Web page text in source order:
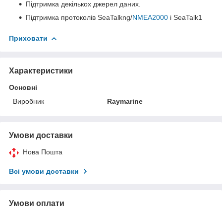
Підтримка декількох джерел даних.
Підтримка протоколів SeaTalkng/NMEA2000 і SeaTalk1
Приховати
Характеристики
Основні
Виробник
Raymarine
Умови доставки
Нова Пошта
Всі умови доставки
Умови оплати